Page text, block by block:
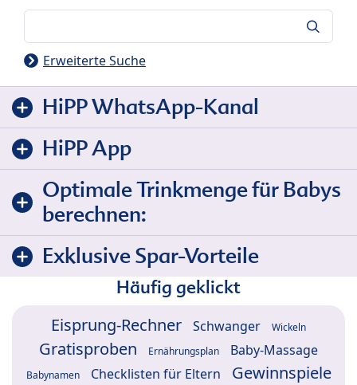
Erweiterte Suche
HiPP WhatsApp-Kanal
HiPP App
Optimale Trinkmenge für Babys
berechnen:
Exklusive Spar-Vorteile
Häufig geklickt
Eisprung-Rechner Schwanger Wickeln
Gratisproben Ernährungsplan Baby-Massage
Babynamen Checklisten für Eltern
Gewinnspiele